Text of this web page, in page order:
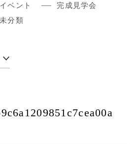
イベント
完成見学会
未分類